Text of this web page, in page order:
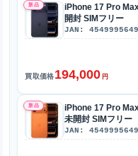
新品
iPhone 17 Pro
開封 SIMフリー
JAN:
買取価格194,000 円
新品
iPhone 17 Pro
未開封 SIMフリー
JAN: